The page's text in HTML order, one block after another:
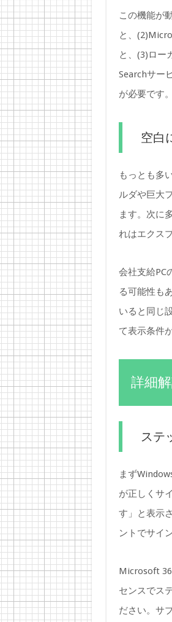
この機能が
と、
と、(3)ロー
Searchサー
が必要です
空白
もっとも多
ルダや巨大
ます。次に
れはエクス
会社支給PC
る可能性も
いると同じ
て表示条件
詳細
ステ
まず
が正しくサ
す」と表示
ントでサイ
Microsoft
センスでス
ださい。サ